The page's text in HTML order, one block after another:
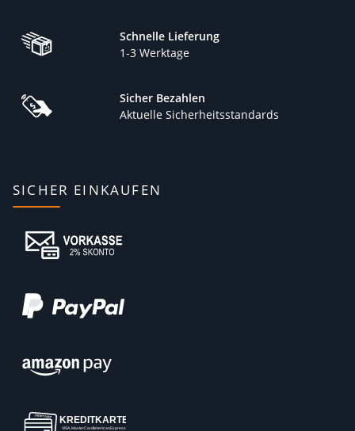
Schnelle Lieferung
1-3 Werktage
Sicher Bezahlen
Aktuelle Sicherheitsstandards
SICHER EINKAUFEN